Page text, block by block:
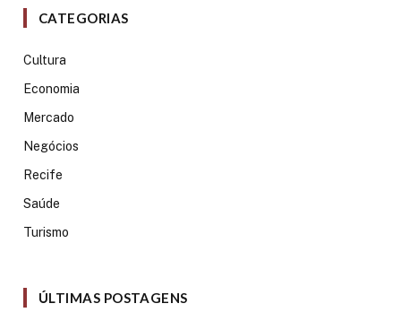
CATEGORIAS
Cultura
Economia
Mercado
Negócios
Recife
Saúde
Turismo
ÚLTIMAS POSTAGENS